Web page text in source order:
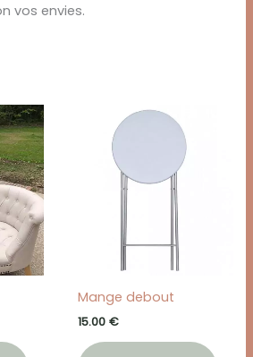
vos envies.
Mange debout
15.00 €